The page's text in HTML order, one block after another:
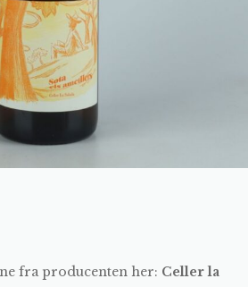
fra producenten her: Celler la